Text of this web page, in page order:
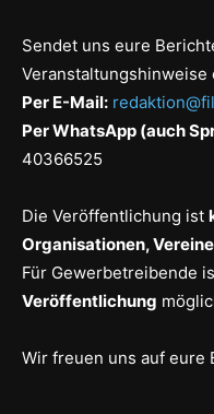
Sendet uns eure
Veranstaltungshinweise
Per E-Mail:
Per WhatsApp (auch
40366525
Die Veröffentlichung ist
Organisationen,
Für Gewerbetreibende
Veröffentlichung
Wir freuen uns auf eure